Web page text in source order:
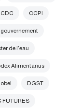
CCPI
CDC
gouvernement
de l’eau
Alimentarius
DGST
FUTURES